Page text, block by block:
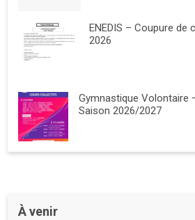
ENEDIS – Coupure de
2026
Gymnastique Volontaire
Saison 2026/2027
À venir